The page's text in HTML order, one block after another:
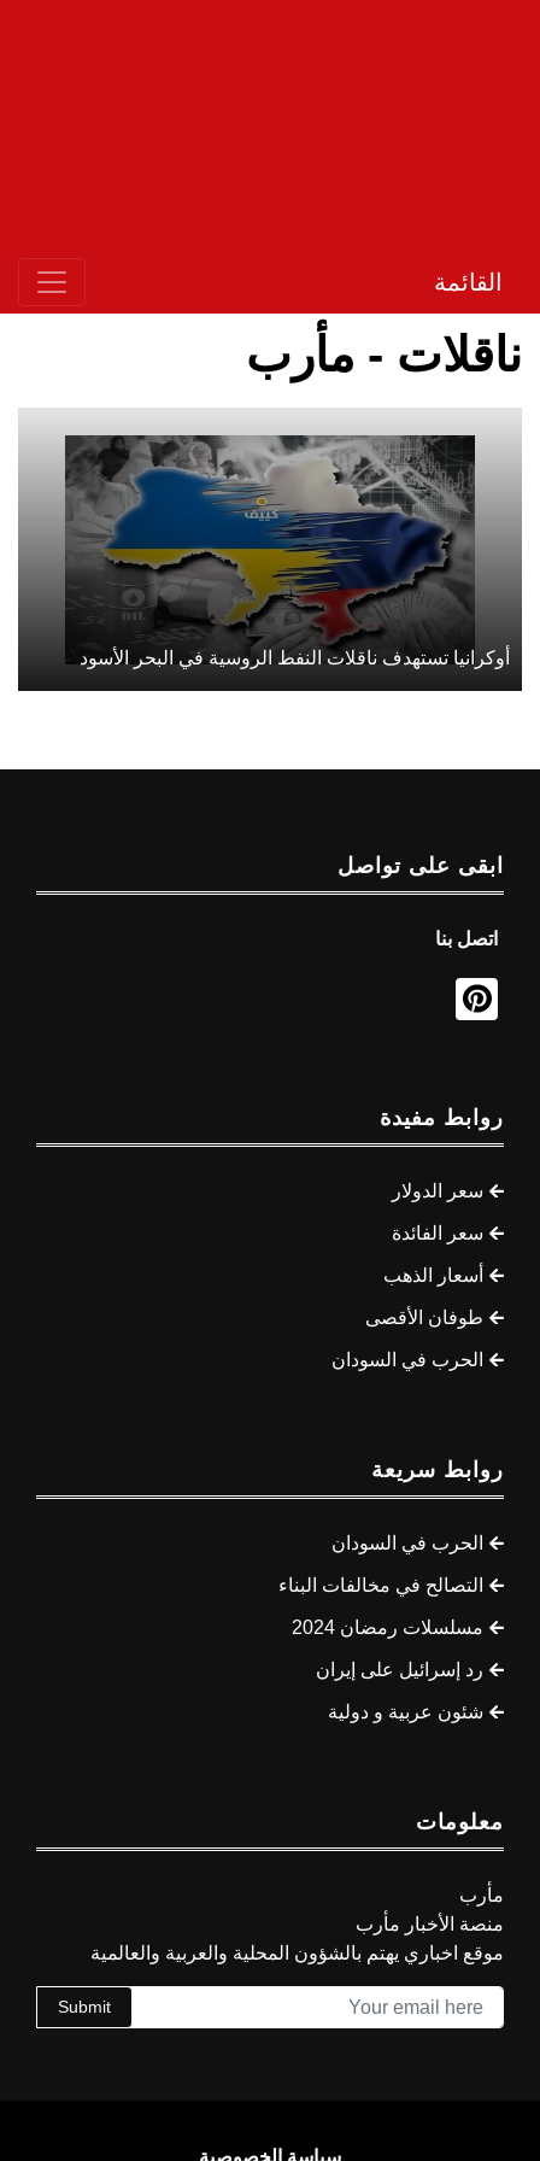
القائمة
ناقلات - مأرب
أوكرانيا تستهدف ناقلات النفط الروسية في البحر الأسود
ابقى على تواصل
اتصل بنا
روابط مفيدة
سعر الدولار
سعر الفائدة
أسعار الذهب
طوفان الأقصى
الحرب في السودان
روابط سريعة
الحرب في السودان
التصالح في مخالفات البناء
مسلسلات رمضان 2024
رد إسرائيل على إيران
شئون عربية و دولية
معلومات
مأرب
منصة الأخبار مأرب
موقع اخباري يهتم بالشؤون المحلية والعربية والعالمية
Submit